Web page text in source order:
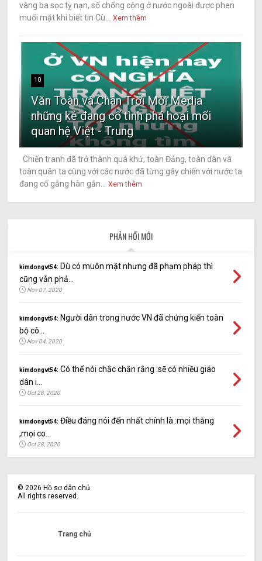
vàng ba sọc tỵ nạn, số chống cộng ở nước ngoài được phen
muối mặt khi biết tin Cù...
Xem thêm
10
Văn Toàn và Chân Trời Mới Media
những kẻ đang cố tình phá hoại mối
quan hệ Việt - Trung
Chiến tranh đã trở thành quá khứ, toàn Đảng, toàn dân và
toàn quân ta cùng với các nước đã từng gây chiến với nước ta
đang cố gắng hàn gắn...
Xem thêm
PHẢN HỒI MỚI
kimdongvt54: Dù có muôn mặt nhưng đã phạm pháp thì
cũng vẫn phả...
Nov 07, 2020
kimdongvt54: Người dân trong nước VN đã chứng kiến toàn
bộ cô...
Nov 04, 2020
kimdongvt54: Có thể nói chắc chắn rằng :sẽ có nhiều giáo
dân i...
Oct 28, 2020
kimdongvt54: Điều đáng nói đến nhất chính là :mọi thằng
,mọi co...
Oct 28, 2020
©2026 Hồ sơ dân chủ
All rights reserved.
Trang chủ